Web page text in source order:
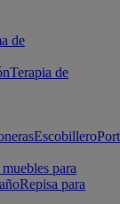
de
Terapia de
Escobillero
para
Repisa para